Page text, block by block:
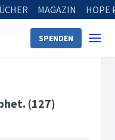
MAGAZIN HOPE
SPENDEN
(127)